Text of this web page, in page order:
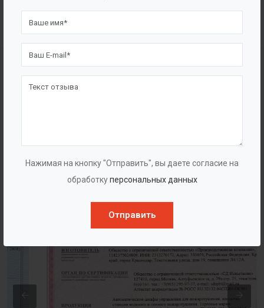
Нажимая на кнопку "Отправить", вы даете согласие на
обработкуперсональных данных
Отправить
Счастливых клиентов
Сертификаты